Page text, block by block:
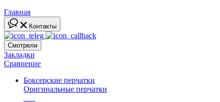
Главная
Контакты
Смотрели
Закладки
Сравнение
Боксерские перчатки
Оригинальные перчатки